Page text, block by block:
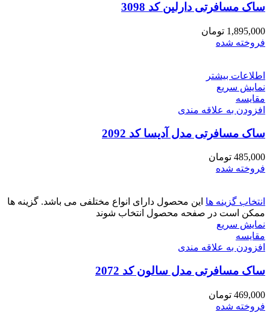
ساک مسافرتی دارلین کد 3098
1,895,000 تومان
فروخته شده
اطلاعات بیشتر
نمایش سریع
مقايسه
افزودن به علاقه مندی
ساک مسافرتی مدل آدیسا کد 2092
485,000 تومان
فروخته شده
انتخاب گزینه ها این محصول دارای انواع مختلفی می باشد. گزینه ها
ممکن است در صفحه محصول انتخاب شوند
نمایش سریع
مقايسه
افزودن به علاقه مندی
ساک مسافرتی مدل سالون کد 2072
469,000 تومان
فروخته شده